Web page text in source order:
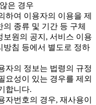
은 경우
여 이용자의 이용을 제
종류 및 기간 등 구체
보원의 공지, 서비스 이용
방침 등에서 별도로 정하
자의 정보는 법령의 규정
요성이 있는 경우를 제외
합니다.
번호의 경우, 재사용이